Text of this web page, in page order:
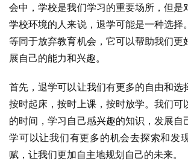
会中，学校是我们学习的重要场所，但是
学校环境的人来说，退学可能是一种选择
等同于放弃教育机会，它可以帮助我们更
展自己的能力和兴趣。
首先，退学可以让我们有更多的自由和选
按时起床，按时上课，按时放学。我们可
的时间，学习自己感兴趣的知识，发展自
学可以让我们有更多的机会去探索和发
赋，让我们更加自主地规划自己的未来。